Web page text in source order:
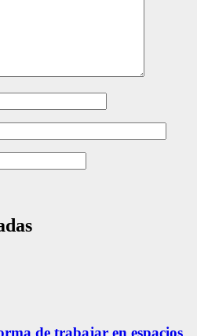
de trabajar en espacios